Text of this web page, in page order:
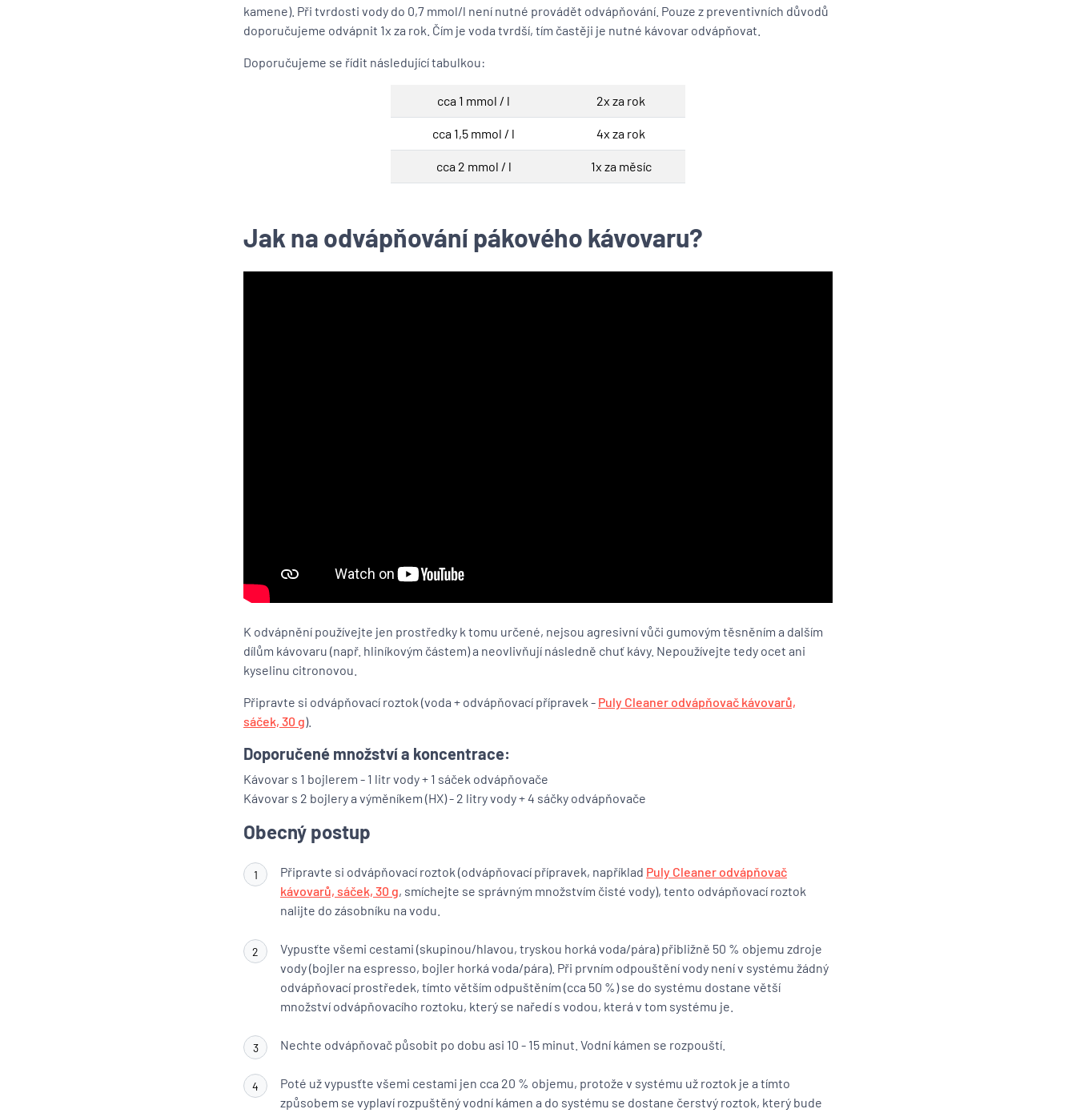
kamene). Při tvrdosti vody do 0,7 mmol/l není nutné provádět odvápňování. Pouze z preventivních důvodů
doporučujeme odvápnit 1x za rok. Čím je voda tvrdší, tím častěji je nutné kávovar odvápňovat.
Doporučujeme se řídit následující tabulkou:
cca 1 mmol / l 2x za rok
cca 1,5 mmol / l 4x za rok
cca 2 mmol / l 1x za měsíc
Jak na odvápňování pákového kávovaru?
K odvápnění používejte jen prostředky k tomu určené, nejsou agresivní vůči gumovým těsněním a dalším
dílům kávovaru (např. hliníkovým částem) a neovlivňují následně chuť kávy. Nepoužívejte tedy ocet ani
kyselinu citronovou.
Připravte si odvápňovací roztok (voda + odvápňovací přípravek - Puly Cleaner odvápňovač kávovarů,
sáček, 30 g).
Doporučené množství a koncentrace:
Kávovar s 1 bojlerem - 1 litr vody + 1 sáček odvápňovače
Kávovar s 2 bojlery a výměníkem (HX) - 2 litry vody + 4 sáčky odvápňovače
Obecný postup
1 Připravte si odvápňovací roztok (odvápňovací přípravek, například Puly Cleaner odvápňovač
kávovarů, sáček, 30 g, smíchejte se správným množstvím čisté vody), tento odvápňovací roztok
nalijte do zásobníku na vodu.
2
Vypusťte všemi cestami (skupinou/hlavou, tryskou horká voda/pára) přibližně 50 % objemu zdroje
vody (bojler na espresso, bojler horká voda/pára). Při prvním odpouštění vody není v systému žádný
odvápňovací prostředek, tímto větším odpuštěním (cca 50 %) se do systému dostane větší
množství odvápňovacího roztoku, který se naředí s vodou, která v tom systému je.
3 Nechte odvápňovač působit po dobu asi 10 - 15 minut. Vodní kámen se rozpouští.
4
Poté už vypusťte všemi cestami jen cca 20 % objemu, protože v systému už roztok je a tímto
způsobem se vyplaví rozpuštěný vodní kámen a do systému se dostane čerstvý roztok, který bude